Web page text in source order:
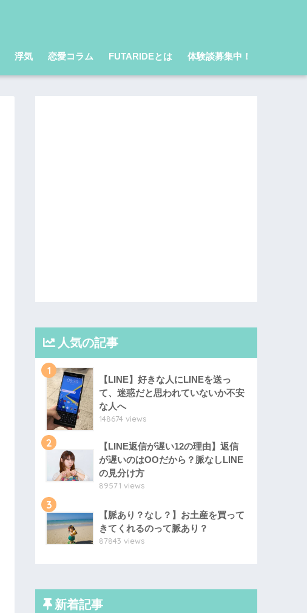
浮気 恋愛コラム FUTARIDEとは 体験談募集中！
人気の記事
1
【LINE】好きな人にLINEを送っ
て、迷惑だと思われていないか不安
な人へ
148674 views
2
【LINE返信が遅い12の理由】返信
が遅いのはOOだから？脈なしLINE
の見分け方
89571 views
3
【脈あり？なし？】お土産を買って
きてくれるのって脈あり？
87843 views
新着記事